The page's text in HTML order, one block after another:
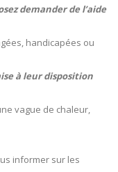
demander de l’aide
handicapées ou
à leur disposition
vague de chaleur,
informer sur les